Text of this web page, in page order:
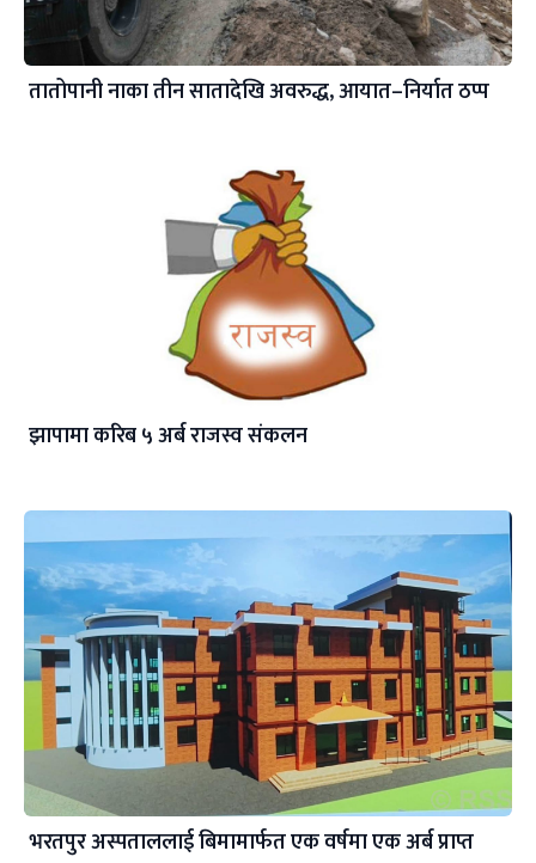
तातोपानी नाका तीन सातादेखि अवरुद्ध, आयात–निर्यात ठप्प
झापामा करिब ५ अर्ब राजस्व संकलन
भरतपुर अस्पताललाई बिमामार्फत एक वर्षमा एक अर्ब प्राप्त